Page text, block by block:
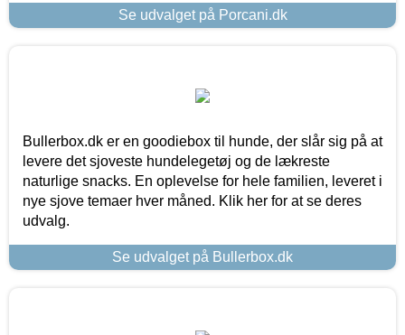
Se udvalget på Porcani.dk
Bullerbox.dk er en goodiebox til hunde, der slår sig på at
levere det sjoveste hundelegetøj og de lækreste
naturlige snacks. En oplevelse for hele familien, leveret i
nye sjove temaer hver måned. Klik her for at se deres
udvalg.
Se udvalget på Bullerbox.dk